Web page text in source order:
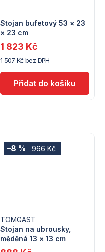
Stojan bufetový 53 × 23
× 23 cm
1 507 Kč bez DPH
1 823 Kč
966 Kč
–8 %
Stojan na ubrousky,
měděná 13 × 13 cm
TOMGAST